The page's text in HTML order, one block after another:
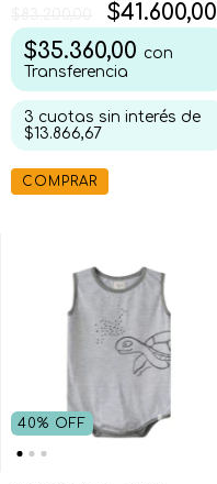
$41.600,00
$35.360,00 con
Transferencia
3 cuotas sin interés de
$13.866,67
COMPRAR
40% OFF